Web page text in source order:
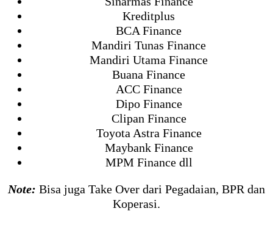
Kreditplus
BCA Finance
Mandiri Tunas Finance
Mandiri Utama Finance
Buana Finance
ACC Finance
Dipo Finance
Clipan Finance
Toyota Astra Finance
Maybank Finance
MPM Finance dll
Note: Bisa juga Take Over dari Pegadaian, BPR dan
Koperasi.